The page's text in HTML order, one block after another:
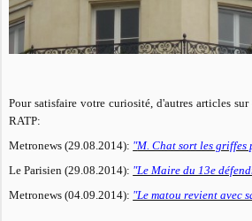
Pour satisfaire votre curiosité, d'autres articles
RATP:
Metronews (29.08.2014): "M. Chat sort les griffes
Le Parisien (29.08.2014): "Le Maire du 13e
Metronews (04.09.2014): "Le matou revient avec